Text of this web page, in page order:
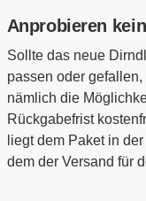
Anprobieren
Sollte das neue
passen oder
nämlich die
Rückgabefrist
liegt dem Paket in
dem der Versand für